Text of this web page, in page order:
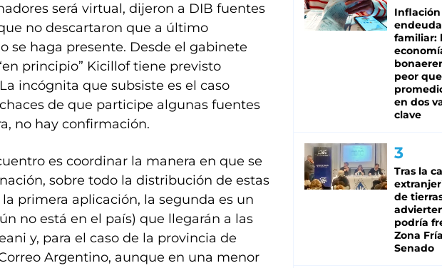
será virtual, dijeron a DIB fuentes
no descartaron que a último
se haga presente. Desde el gabinete
principio” Kicillof tiene previsto
incógnita que subsiste es el caso
de que participe algunas fuentes
no hay confirmación.
es coordinar la manera en que se
sobre todo la distribución de estas
primera aplicación, la segunda es un
no está en el país) que llegarán a las
y, para el caso de la provincia de
Argentino, aunque en una menor
Inflación
familiar:
peor
en dos
clave
Tras la
de
podría
Zona
Senado